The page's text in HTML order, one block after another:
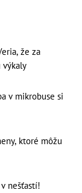
že za
výkaly
v mikrobuse si
ktoré môžu
nešťastí!